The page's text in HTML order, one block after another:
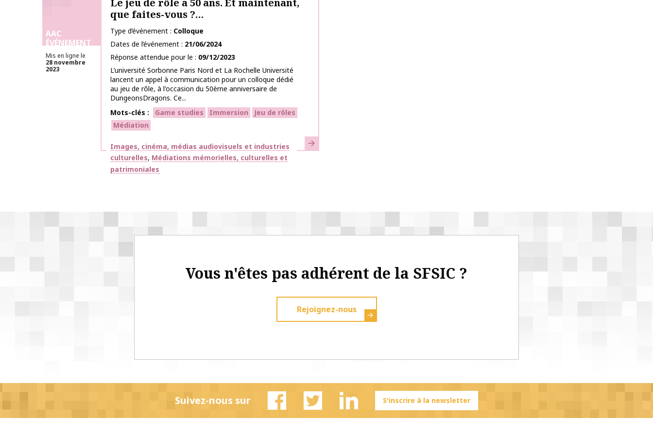
AAC
ÉVÉNEMENT
Mis en ligne le
28 novembre
2023
Le jeu de rôle a 50 ans. Et maintenant,
que faites-vous ?…
Type d’événement
Colloque
Dates de l’événement
21/06/2024
Réponse attendue pour le
09/12/2023
L’université Sorbonne Paris Nord et La Rochelle Université
lancent un appel à communication pour un colloque dédié
au jeu de rôle, à l'occasion du 50ème anniversaire de
DungeonsDragons. Ce...
Mots-clés
Game studies Immersion
Jeu de rôles
Médiation
Thématiques
Images, cinéma, médias audiovisuels et industries
culturelles Médiations mémorielles, culturelles et
patrimoniales
En savoir plus
Vous n'êtes pas adhérent de la SFSIC ?
Rejoignez-nous
Suivez-nous sur S'inscrire à la newsletter